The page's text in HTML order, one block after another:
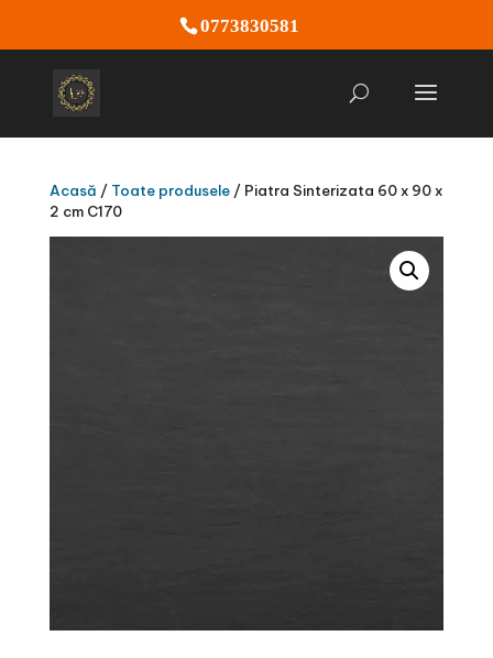
0773830581
Acasă / Toate produsele/ Piatra Sinterizata 60 x 90 x
2 cm C170